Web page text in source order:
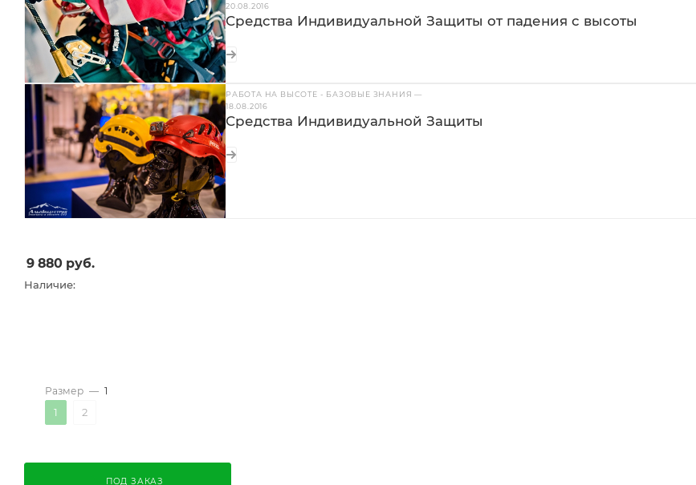
20.08.2016
Средства Индивидуальной Защиты от падения с высоты
РАБОТА НА ВЫСОТЕ - БАЗОВЫЕ ЗНАНИЯ—
18.08.2016
Средства Индивидуальной Защиты
9 880 руб.
Наличие:
Размер — 1
1 2
ПОД ЗАКАЗ